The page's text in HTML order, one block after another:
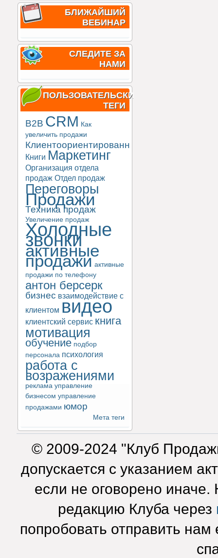
БЛИЖАЙШИЙ
ВЕБИНАР
СЛЕДИТЕ ЗА
НАМИ
ПОЛЬЗОВАТЕЛЬСКИЕ
ТЕГИ
B2B CRM Как
увеличить продажи
Клиентоориентированность
Книги Маркетинг
Организация отдела
продаж Отдел продаж
Переговоры
Продажи
Техника продаж
Увеличение продаж
Холодные
звонки
активные
продажи активные
продажи по телефону
антон берсерк
бизнес взаимодействие с
клиентом видео
клиентский сервис книга
мотивация
обучение подбор
персонала психология
работа с
возражениями
реклама управление
бизнесом управление
продажами юмор
Мета теги
© 2009-2024 "Клуб
допускается с указанием
если не оговорено
редакцию Клуба через
попробовать отправить нам